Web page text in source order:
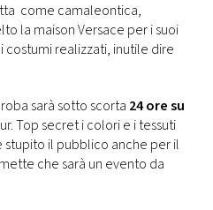
come camaleontica,
la maison Versace per i suoi
costumi realizzati, inutile dire
sarà sotto scorta 24 ore su
Top secret i colori e i tessuti
stupito il pubblico anche per il
che sarà un evento da